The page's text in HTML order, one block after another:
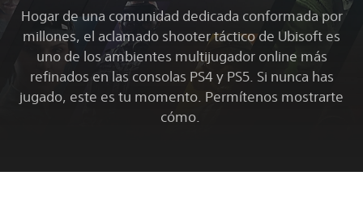
Hogar de una comunidad dedicada conformada por
millones, el aclamado shooter táctico de Ubisoft es
uno de los ambientes multijugador online más
refinados en las consolas PS4 y PS5. Si nunca has
jugado, este es tu momento. Permítenos mostrarte
cómo.